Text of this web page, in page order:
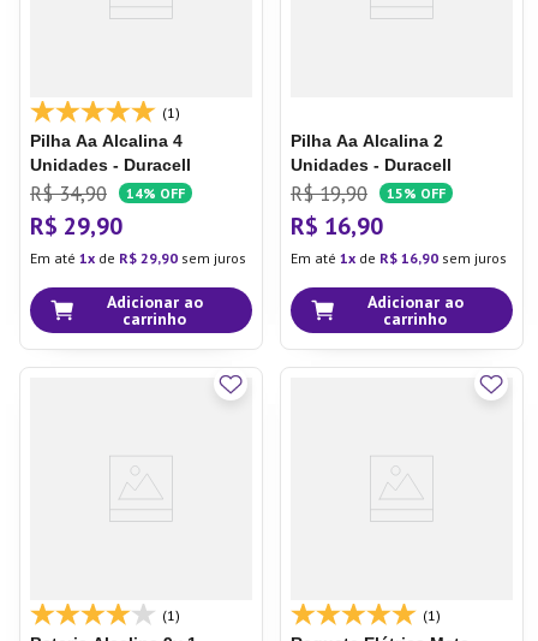
(1)
Pilha Aa Alcalina 4
Unidades - Duracell
R$ 34,90 14% OFF
R$ 29,90
Em até 1 de R$ 29,90 sem juros
Adicionar ao
carrinho
Pilha Aa Alcalina 2
Unidades - Duracell
R$ 19,90 15% OFF
R$ 16,90
Em até 1 de R$ 16,90 sem juros
Adicionar ao
carrinho
(1) (1)